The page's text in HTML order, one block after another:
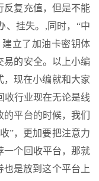
反复充值，但是不能
、挂失。,同时，“中
立了加油卡密钥体
易的安全。以上小编
，现在小编就和大家
收行业现在无论是线
平台的时候，我们
”，更加要把注意力
一个回收平台，那就
也是放到这个平台上